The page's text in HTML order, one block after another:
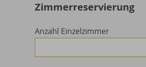
Zimmerreservierung
Anzahl Einzelzimmer